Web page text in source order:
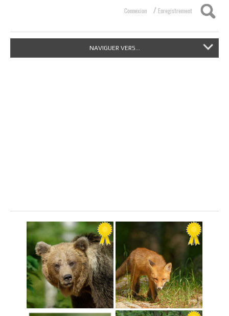
Connexion / Enregistrement
NAVIGUER VERS...